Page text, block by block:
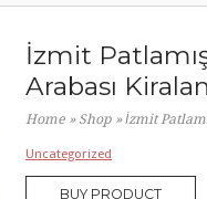
İzmit Patlamış
Arabası
Home » Shop »İzmit
Uncategorized
BUY PRODUCT